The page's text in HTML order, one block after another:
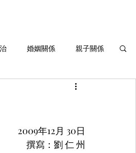
婚姻關係 親子關係
生命灌溉與成長
2009年12月 30日
撰寫：劉 仁 州